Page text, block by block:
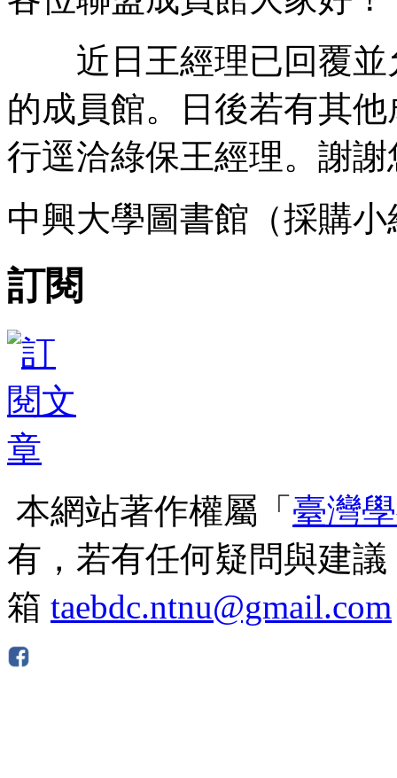
近日王經理已回覆並
的成員館。日後若有其
行逕洽綠保王經理。謝謝
中興大學圖書館（採購
訂閱
本網站著作權屬「 臺灣
有，若有任何疑問與建
箱 taebdc.ntnu@gmail.com